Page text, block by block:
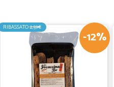
-12%
RIBASSATO2,59€